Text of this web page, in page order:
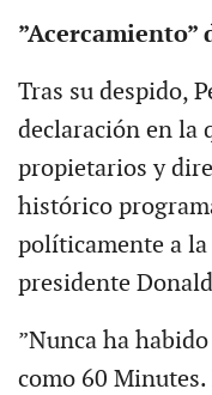
”Acercamiento”
Tras su despido,
declaración en la
propietarios y
histórico
políticamente a
presidente
”Nunca ha
como 60